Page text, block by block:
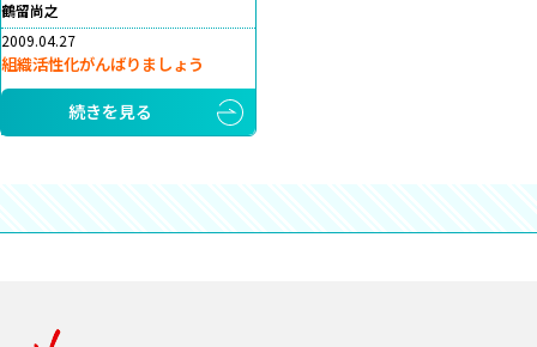
鶴留尚之
2009.04.27
組織活性化がんばりましょう
続きを見る